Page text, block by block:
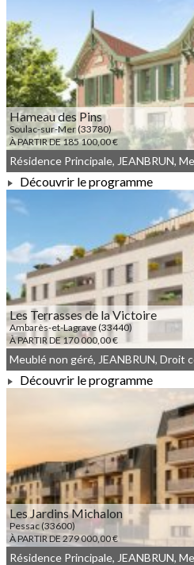
À PARTIR DE 189 917,00 €
Hameau des Pins
Soulac-sur-Mer (33780)
À PARTIR DE 185 100,00 €
À PARTIR DE 185 100,00 €
Résidence Principale, JEANBRUN,
Découvrir le programme
Les Terrasses de la Victoire
Ambarès-et-Lagrave (33440)
À PARTIR DE 170 000,00 €
À PARTIR DE 170 000,00 €
Meublé non géré, JEANBRUN, Droit
Découvrir le programme
Les Jardins Michalon
Pessac (33600)
À PARTIR DE 279 000,00 €
Résidence Principale, JEANBRUN,